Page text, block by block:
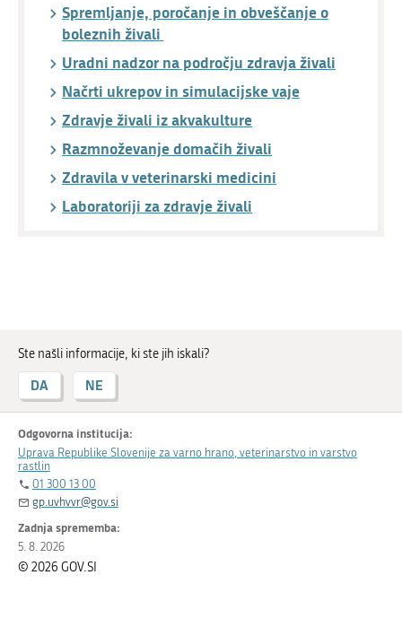
Spremljanje, poročanje in obveščanje o
boleznih živali
Uradni nadzor na področju zdravja živali
Načrti ukrepov in simulacijske vaje
Zdravje živali iz akvakulture
Razmnoževanje domačih živali
Zdravila v veterinarski medicini
Laboratoriji za zdravje živali
Ste našli informacije, ki ste jih iskali?
DA NE
Odgovorna institucija:
Uprava Republike Slovenije za varno hrano, veterinarstvo in varstvo
rastlin
01 300 13 00
gp.uvhvvr@gov.si
Zadnja sprememba:
5. 8. 2026
© 2026 GOV.SI